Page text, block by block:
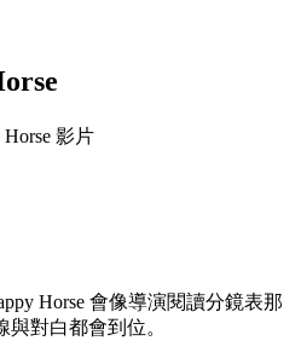
影片
Horse 會像導演閱讀分鏡表那
對白都會到位。